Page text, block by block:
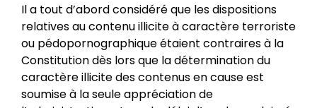
Il a tout d’abord considéré que les dispositions
relatives au contenu illicite à caractère terroriste
ou pédopornographique étaient contraires à la
Constitution dès lors que la détermination du
caractère illicite des contenus en cause est
soumise à la seule appréciation de